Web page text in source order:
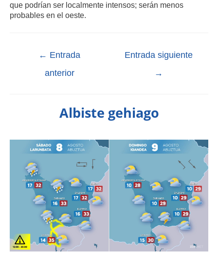
que podrían ser localmente intensos; serán menos
probables en el oeste.
← Entrada
anterior
Entrada siguiente
→
Albiste gehiago